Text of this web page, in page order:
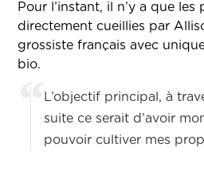
Pour l’instant, il n’y a que
directement cueillies par
grossiste français avec
bio.
L’objectif principal, à
suite ce serait d’avoir
pouvoir cultiver mes